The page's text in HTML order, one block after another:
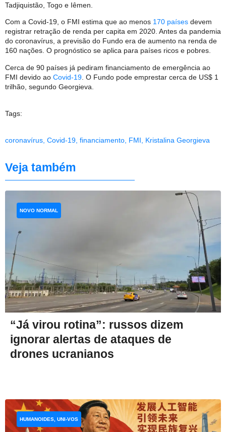
Tadjiquistão, Togo e Iêmen.
Com a Covid-19, o FMI estima que ao menos 170 países devem
registrar retração de renda per capita em 2020. Antes da pandemia
do coronavírus, a previsão do Fundo era de aumento na renda de
160 nações. O prognóstico se aplica para países ricos e pobres.
Cerca de 90 países já pediram financiamento de emergência ao
FMI devido ao Covid-19 . O Fundo pode emprestar cerca de US$ 1
trilhão, segundo Georgieva.
Tags:
coronavírus, Covid-19, financiamento, FMI, Kristalina Georgieva
Veja também
“Já virou rotina”: russos dizem
ignorar alertas de ataques de
drones ucranianos
NOVO NORMAL
HUMANOIDES, UNI-VOS